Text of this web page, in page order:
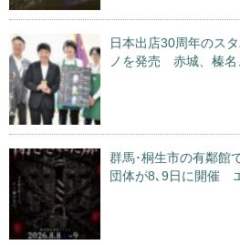
日本出店30周年のス
ノを発売 赤城、榛名
群馬･桐生市の有鄰
団体が8､9日に開催